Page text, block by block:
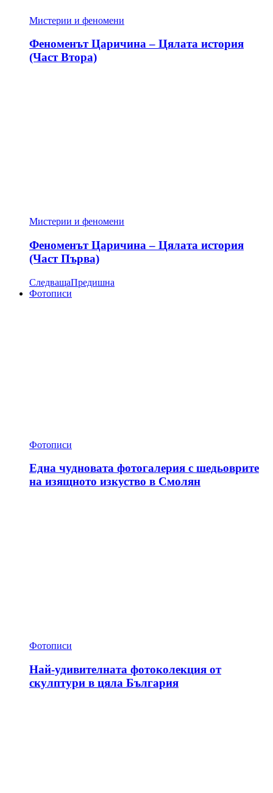
Мистерии и феномени
Феноменът Царичина – Цялата история
(Част Втора)
Мистерии и феномени
Феноменът Царичина – Цялата история
(Част Първа)
СледващаПредишна
Фотописи
Фотописи
Една чудновата фотогалерия с шедьоврите
на изящното изкуство в Смолян
Фотописи
Най-удивителната фотоколекция от
скулптури в цяла България